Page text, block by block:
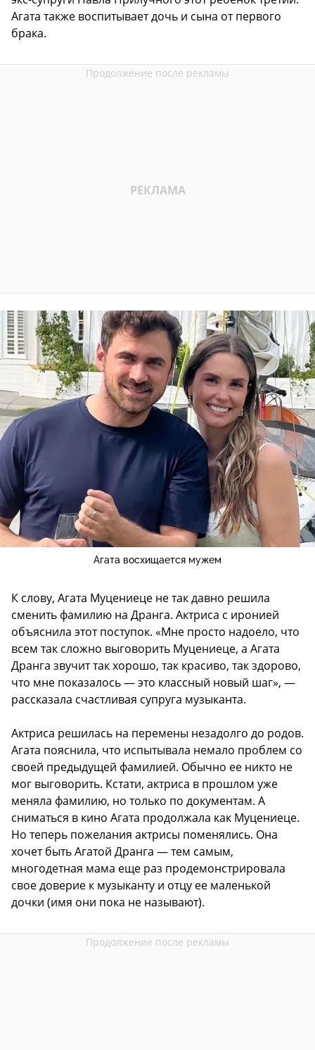
Агата также воспитывает дочь и сына от первого
брака.
Агата восхищается мужем
К слову, Агата Муцениеце не так давно решила
сменить фамилию на Дранга. Актриса с иронией
объяснила этот поступок. «Мне просто надоело, что
всем так сложно выговорить Муцениеце, а Агата
Дранга звучит так хорошо, так красиво, так здорово,
что мне показалось — это классный новый шаг», —
рассказала счастливая супруга музыканта.
Актриса решилась на перемены незадолго до родов.
Агата пояснила, что испытывала немало проблем со
своей предыдущей фамилией. Обычно ее никто не
мог выговорить. Кстати, актриса в прошлом уже
меняла фамилию, но только по документам. А
сниматься в кино Агата продолжала как Муцениеце.
Но теперь пожелания актрисы поменялись. Она
хочет быть Агатой Дранга — тем самым,
многодетная мама еще раз продемонстрировала
свое доверие к музыканту и отцу ее маленькой
дочки (имя они пока не называют).